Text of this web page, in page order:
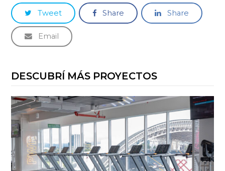
Tweet Share Share
Email
DESCUBRÍ MÁS PROYECTOS